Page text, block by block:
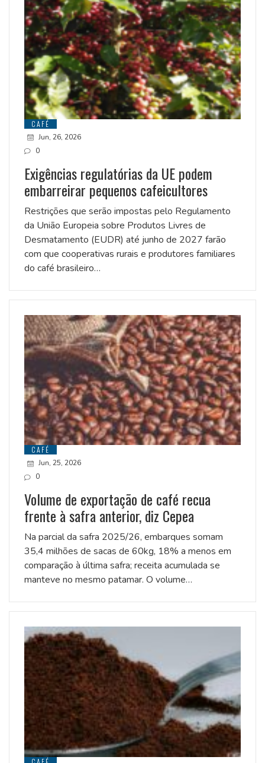
CAFÉ
Jun, 26, 2026
0
Exigências regulatórias da UE podem
embarreirar pequenos cafeicultores
Restrições que serão impostas pelo Regulamento
da União Europeia sobre Produtos Livres de
Desmatamento (EUDR) até junho de 2027 farão
com que cooperativas rurais e produtores familiares
do café brasileiro…
CAFÉ
Jun, 25, 2026
0
Volume de exportação de café recua
frente à safra anterior, diz Cepea
Na parcial da safra 2025/26, embarques somam
35,4 milhões de sacas de 60kg, 18% a menos em
comparação à última safra; receita acumulada se
manteve no mesmo patamar. O volume…